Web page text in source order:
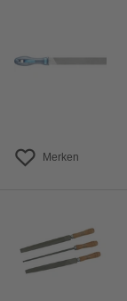
Merken